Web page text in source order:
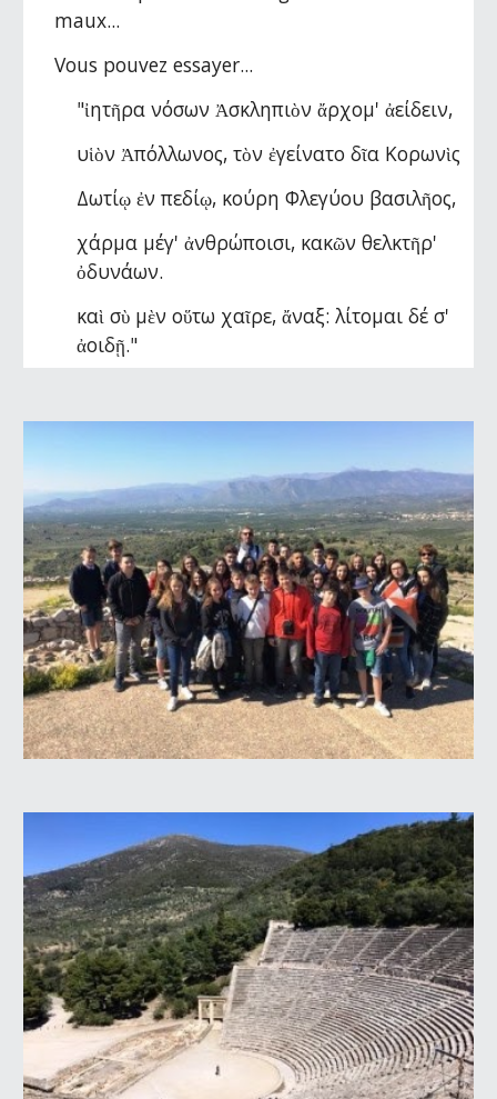
maux...
Vous pouvez essayer...
"ἰητῆρα νόσων Ἀσκληπιὸν ἄρχομ' ἀείδειν,
υἱὸν Ἀπόλλωνος, τὸν ἐγείνατο δῖα Κορωνὶς
Δωτίῳ ἐν πεδίῳ, κούρη Φλεγύου βασιλῆος,
χάρμα μέγ' ἀνθρώποισι, κακῶν θελκτῆρ'
ὀδυνάων.
καὶ σὺ μὲν οὕτω χαῖρε, ἄναξ: λίτομαι δέ σ'
ἀοιδῇ."